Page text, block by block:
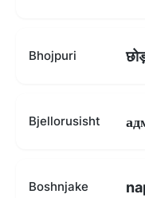
Bhojpuri
Bjellorusisht
Boshnjake